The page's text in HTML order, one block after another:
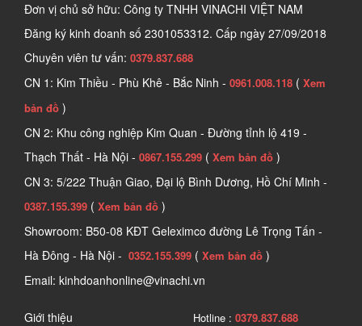
Đơn vị chủ sở hữu: Công ty TNHH VINACHI VIỆT NAM
Đăng ký kinh doanh số 2301053312. Cấp ngày 27/09/2018
Chuyên viên tư vấn: 0379.837.688
CN 1: Kim Thiều - Phù Khê - Bắc Ninh - 0961.008.118 ( Xem
bản đồ )
CN 2: Khu công nghiệp Kim Quan - Đường tỉnh lộ 419 -
Thạch Thất - Hà Nội - 0867.155.299 ( Xem bản đồ )
CN 3: 5/222 Thuận Giao, Đại lộ Bình Dương, Hồ Chí Minh -
0387.155.399 ( Xem bản đồ )
Showroom: B50-08 KĐT Geleximco đường Lê Trọng Tấn -
Hà Đông - Hà Nội - 0352.155.399 ( Xem bản đồ )
Email: kinhdoanhonline@vinachi.vn
Giới thiệu
Hotline : 0379.837.688